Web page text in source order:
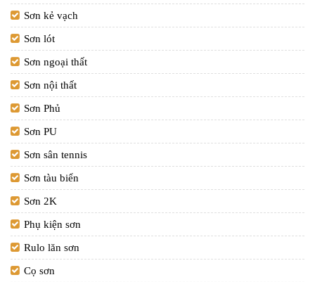
Sơn kẻ vạch
Sơn lót
Sơn ngoại thất
Sơn nội thất
Sơn Phủ
Sơn PU
Sơn sân tennis
Sơn tàu biển
Sơn 2K
Phụ kiện sơn
Rulo lăn sơn
Cọ sơn